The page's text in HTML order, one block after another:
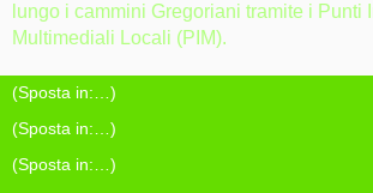
lungo i cammini Gregoriani tramite i Punti
Multimediali Locali (PIM).